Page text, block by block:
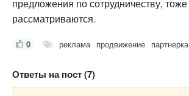
предложения по сотрудничеству, тоже
рассматриваются.
0 реклама продвижение партнерка
Ответы на пост (7)